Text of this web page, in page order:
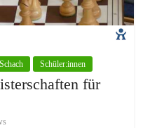
Schach Schüler:innen
für